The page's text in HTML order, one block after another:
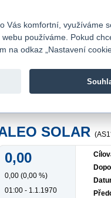
Fio banka
SOLAR
0,00
0,00 (0,00 %)
01:00 - 1.1.1970
Vás komfortní, využíváme
používáme. Pokud
na odkaz „Nastavení